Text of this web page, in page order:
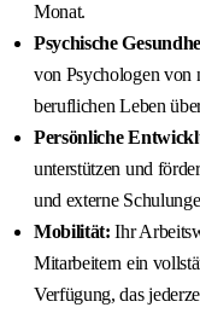
Monat.
Psychische
von Psychologen von
beruflichen Leben
Persönliche
unterstützen und
und externe
Mobilität: Ihr
Mitarbeitern ein
Verfügung, das